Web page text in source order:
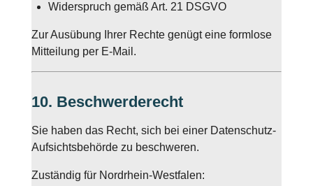
Widerspruch gemäß Art. 21 DSGVO
Zur Ausübung Ihrer Rechte genügt eine formlose
Mitteilung per E-Mail.
10. Beschwerderecht
Sie haben das Recht, sich bei einer Datenschutz-
Aufsichtsbehörde zu beschweren.
Zuständig für Nordrhein-Westfalen: